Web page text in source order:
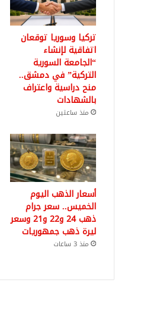
تركيا وسوريا توقعان
اتفاقية لإنشاء
“الجامعة السورية
التركية” في دمشق..
منح دراسية واعتراف
بالشهادات
منذ ساعتين
أسعار الذهب اليوم
الخميس.. سعر جرام
ذهب 24 و22 و21 وسعر
ليرة ذهب جمهوريات
منذ 3 ساعات